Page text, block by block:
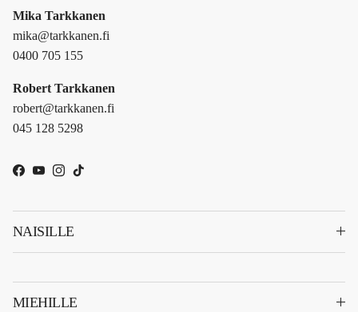
Mika Tarkkanen
mika@tarkkanen.fi
0400 705 155
Robert Tarkkanen
robert@tarkkanen.fi
045 128 5298
Facebook
YouTube
Instagram
TikTok
NAISILLE
MIEHILLE